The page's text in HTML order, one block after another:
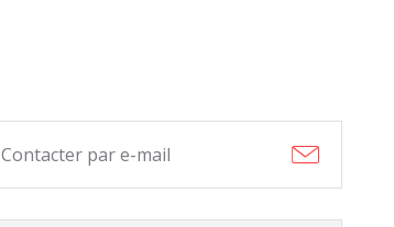
Contacter par e-mail